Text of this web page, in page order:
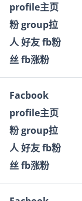
profile主页
粉 group拉
人 好友 fb粉
丝 fb涨粉
Facbook
profile主页
粉 group拉
人 好友 fb粉
丝 fb涨粉